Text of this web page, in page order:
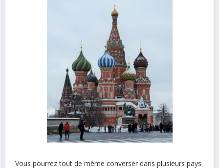
Vous pourrez tout de même converser dans plusieurs pays